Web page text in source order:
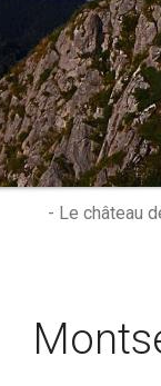
Create
- Le château